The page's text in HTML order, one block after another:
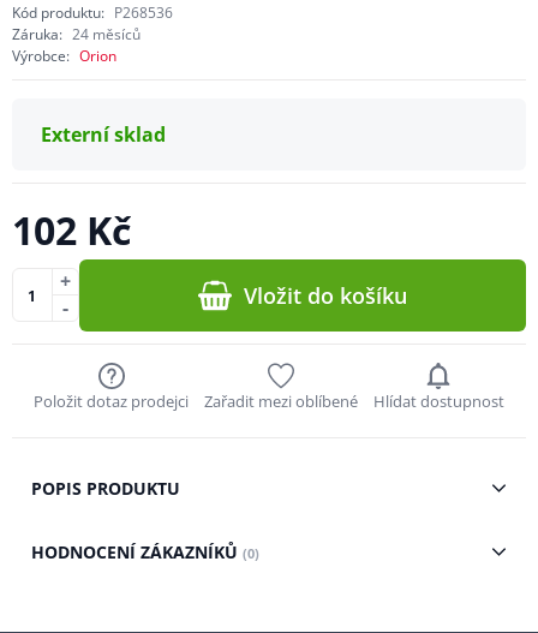
Kód produktu: P268536
Záruka: 24 měsíců
Výrobce: Orion
Externí sklad
102 Kč
-
+ Vložit do košíku
Položit dotaz prodejci Zařadit mezi oblíbené Hlídat dostupnost
POPIS PRODUKTU
HODNOCENÍ ZÁKAZNÍKŮ (0)